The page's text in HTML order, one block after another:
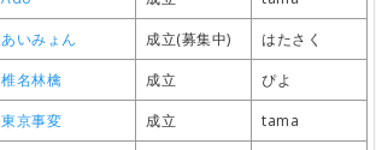
あいみょん 成立(募集中)
はたさく
椎名林檎 成立
ぴよ
東京事変 成立
tama
あいみょん 成立(募集中)
はたさく
椎名林檎 成立
ぴよ
東京事変 成立
tama
あいみょん 成立(募集中)
はたさく
椎名林檎 成立
ぴよ
東京事変 成立
tama
あいみょん 成立(募集中)
はたさく
椎名林檎 成立
ぴよ
東京事変 成立
tama